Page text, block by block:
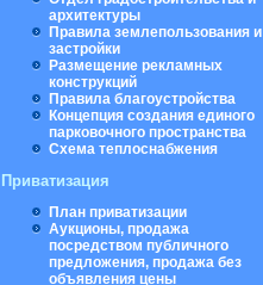
архитектуры
Правила землепользования и
застройки
Размещение рекламных
конструкций
Правила благоустройства
Концепция создания единого
парковочного пространства
Схема теплоснабжения
Приватизация
План приватизации
Аукционы, продажа
посредством публичного
предложения, продажа без
объявления цены